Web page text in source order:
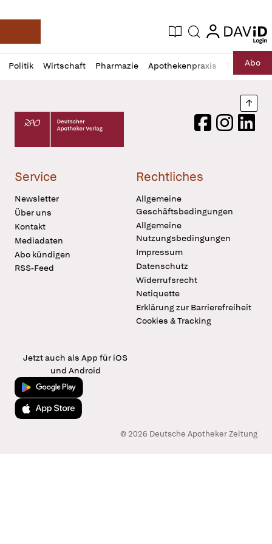
Deutsche Apotheker Zeitung
Aktuelle Ausgabe
Suche login
login
Politik Wirtschaft Pharmazie Apothekenpraxis RechtAbo
Profil
öffnen
Daz
Pur
Deutscher Apotheker Verlag Logo
FacebookInstagram
Service
Newsletter
Über uns
Kontakt
Mediadaten
Abo kündigen
RSS-Feed
Rechtliches
Allgemeine
Geschäftsbedingungen
Allgemeine
Nutzungsbedingungen
Impressum
Datenschutz
Widerrufsrecht
Netiquette
Erklärung zur Barrierefreiheit
Cookies & Tracking
Jetzt auch als App für iOS
und Android
Jetzt bei Google Play
Laden im App Store
© 2026 Deutsche Apotheker Zeitung